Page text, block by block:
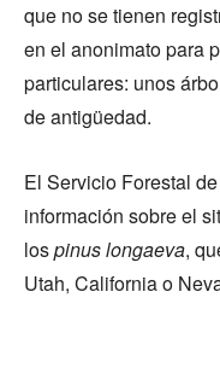
que no se tienen
en el anonimato para
particulares: unos
de antigüedad.
El Servicio Forestal
información sobre el
lospinus longaeva,
Utah, California o